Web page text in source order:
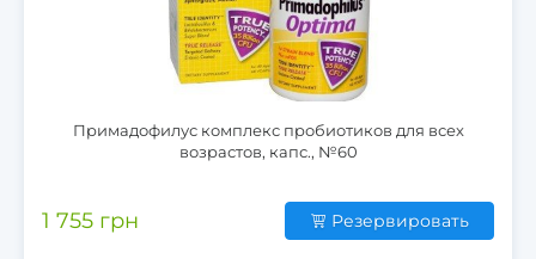
Примадофилус комплекс пробиотиков для всех
возрастов, капс., №60
Резервировать
1 755 грн